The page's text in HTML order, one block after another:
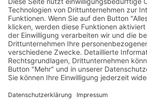
Gerichtsurteile
Gesundheit und Beruf
Haus
KFZ
Recht
Schadenspraxis
Tiere